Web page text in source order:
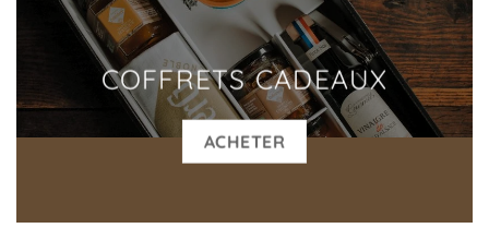
COFFRETS CADEAUX
ACHETER